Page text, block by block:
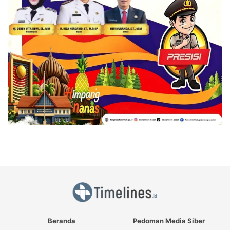
Beranda Pedoman Media Siber